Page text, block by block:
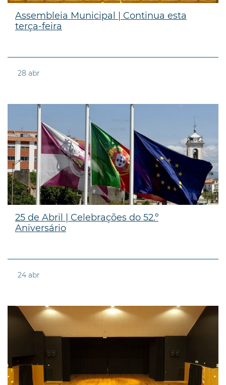
Assembleia Municipal | Continua esta
terça-feira
28 abr
25 de Abril | Celebrações do 52.º
Aniversário
24 abr